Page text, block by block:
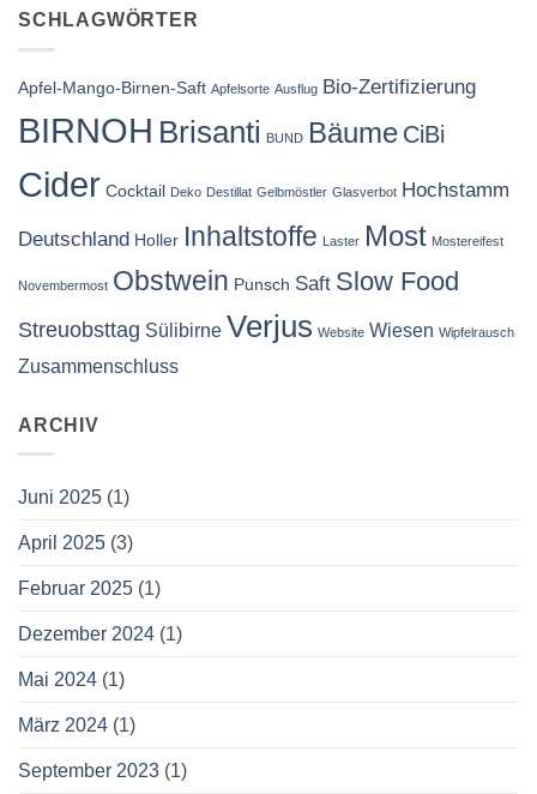
SCHLAGWÖRTER
Apfel-Mango-Birnen-Saft Apfelsorte Ausflug Bio-Zertifizierung
BIRNOH Brisanti BUND Bäume CiBi
Cider Cocktail Deko Destillat Gelbmöstler Glasverbot Hochstamm
Deutschland Holler Inhaltstoffe Laster Most Mostereifest
Novembermost Obstwein Punsch Saft Slow Food
Streuobsttag Sülibirne Verjus Website Wiesen Wipfelrausch
Zusammenschluss
ARCHIV
Juni 2025 (1)
April 2025 (3)
Februar 2025 (1)
Dezember 2024 (1)
Mai 2024 (1)
März 2024 (1)
September 2023 (1)